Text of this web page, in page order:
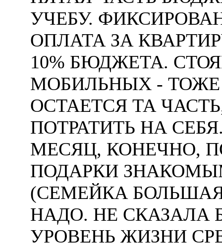
УЧЕБУ.
ОПЛАТА ЗА
10% БЮДЖЕТА.
МОБИЛЬНЫХ -
ОСТАЕТСЯ ТА
ПОТРАТИТЬ НА
МЕСЯЦ, КОНЕЧНО,
ПОДАРКИ
(СЕМЕЙКА
НАДО. НЕ СКАЗАЛА
УРОВЕНЬ ЖИЗНИ